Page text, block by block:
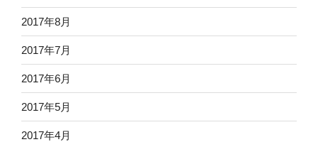
2017年8月
2017年7月
2017年6月
2017年5月
2017年4月